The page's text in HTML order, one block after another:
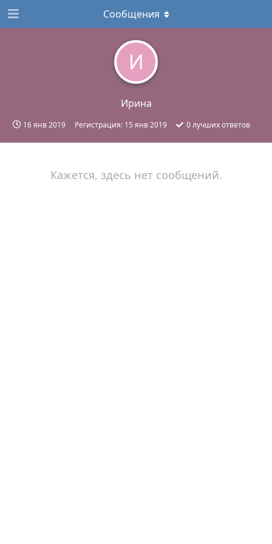
И
Ирина
16 янв 2019 Регистрация: 15 янв 2019 0лучших ответов
Сообщения
Кажется, здесь нет сообщений.